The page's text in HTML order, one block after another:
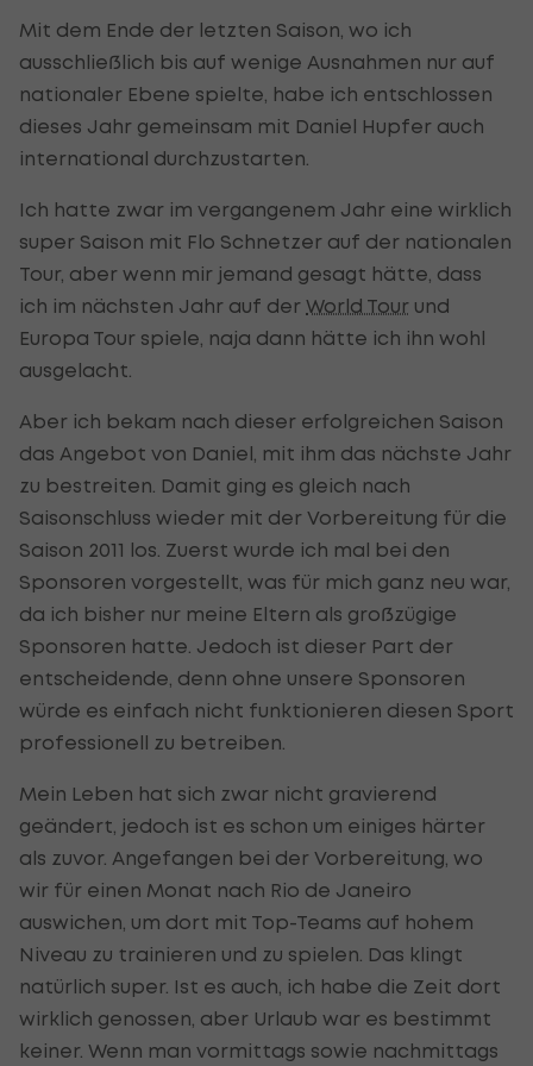
Mit dem Ende der letzten Saison, wo ich
ausschließlich bis auf wenige Ausnahmen nur auf
nationaler Ebene spielte, habe ich entschlossen
dieses Jahr gemeinsam mit Daniel Hupfer auch
international durchzustarten.
Ich hatte zwar im vergangenem Jahr eine wirklich
super Saison mit Flo Schnetzer auf der nationalen
Tour, aber wenn mir jemand gesagt hätte, dass
ich im nächsten Jahr auf der World Tour und
Europa Tour spiele, naja dann hätte ich ihn wohl
ausgelacht.
Aber ich bekam nach dieser erfolgreichen Saison
das Angebot von Daniel, mit ihm das nächste Jahr
zu bestreiten. Damit ging es gleich nach
Saisonschluss wieder mit der Vorbereitung für die
Saison 2011 los. Zuerst wurde ich mal bei den
Sponsoren vorgestellt, was für mich ganz neu war,
da ich bisher nur meine Eltern als großzügige
Sponsoren hatte. Jedoch ist dieser Part der
entscheidende, denn ohne unsere Sponsoren
würde es einfach nicht funktionieren diesen Sport
professionell zu betreiben.
Mein Leben hat sich zwar nicht gravierend
geändert, jedoch ist es schon um einiges härter
als zuvor. Angefangen bei der Vorbereitung, wo
wir für einen Monat nach Rio de Janeiro
auswichen, um dort mit Top-Teams auf hohem
Niveau zu trainieren und zu spielen. Das klingt
natürlich super. Ist es auch, ich habe die Zeit dort
wirklich genossen, aber Urlaub war es bestimmt
keiner. Wenn man vormittags sowie nachmittags